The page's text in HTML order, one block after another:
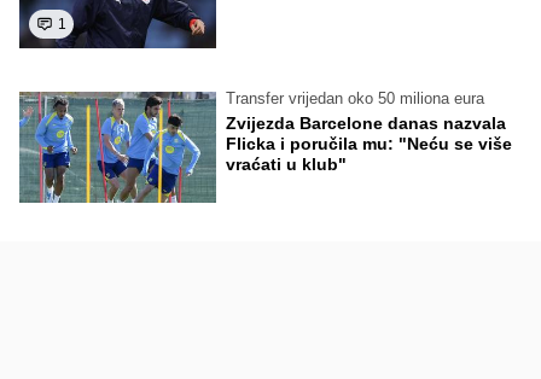
1
Transfer vrijedan oko 50 miliona eura
Zvijezda Barcelone danas nazvala
Flicka i poručila mu: "Neću se više
vraćati u klub"